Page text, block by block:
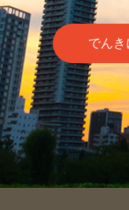
でんき